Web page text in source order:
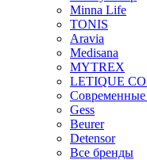
Minna Life
TONIS
Aravia
Medisana
MYTREX
LETIQUE
Современные
Gess
Beurer
Detensor
Все бренды